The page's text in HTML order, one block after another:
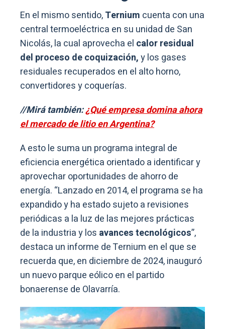
En el mismo sentido,Ternium cuenta con una
central termoeléctrica en su unidad de San
Nicolás, la cual aprovecha el calor residual
del proceso de coquización,y los gases
residuales recuperados en el alto horno,
convertidores y coquerías.
//Mirá también:¿Qué empresa domina ahora
el mercado de litio en Argentina?
A esto le suma un programa integral de
eficiencia energética orientado a identificar y
aprovechar oportunidades de ahorro de
energía. “Lanzado en 2014, el programa se ha
expandido y ha estado sujeto a revisiones
periódicas a la luz de las mejores prácticas
de la industria y los avances tecnológicos”,
destaca un informe de Ternium en el que se
recuerda que, en diciembre de 2024, inauguró
un nuevo parque eólico en el partido
bonaerense de Olavarría.